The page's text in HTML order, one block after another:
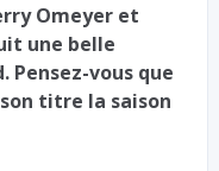
Omeyer et
une belle
Pensez-vous que
titre la saison